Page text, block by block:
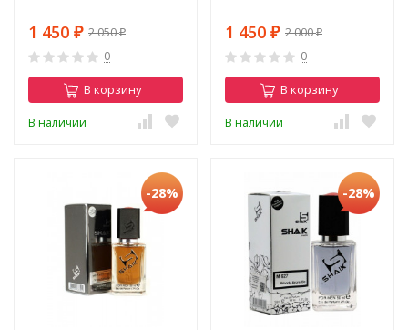
1 450 ₽ 2 050₽
0
В корзину
В наличии
1 450 ₽ 2 000₽
0
В корзину
В наличии
-28% -28%